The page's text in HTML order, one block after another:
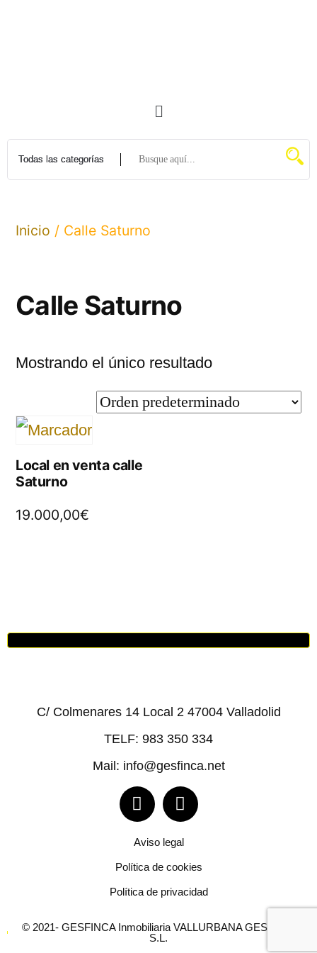
Inicio / Calle Saturno
Calle Saturno
Mostrando el único resultado
Local en venta calle
Saturno
19.000,00€
C/ Colmenares 14 Local 2 47004 Valladolid
TELF: 983 350 334
Mail: info@gesfinca.net
Aviso legal
Política de cookies
Política de privacidad
© 2021- GESFINCA Inmobiliaria VALLURBANA GESTIÓN,
S.L.​